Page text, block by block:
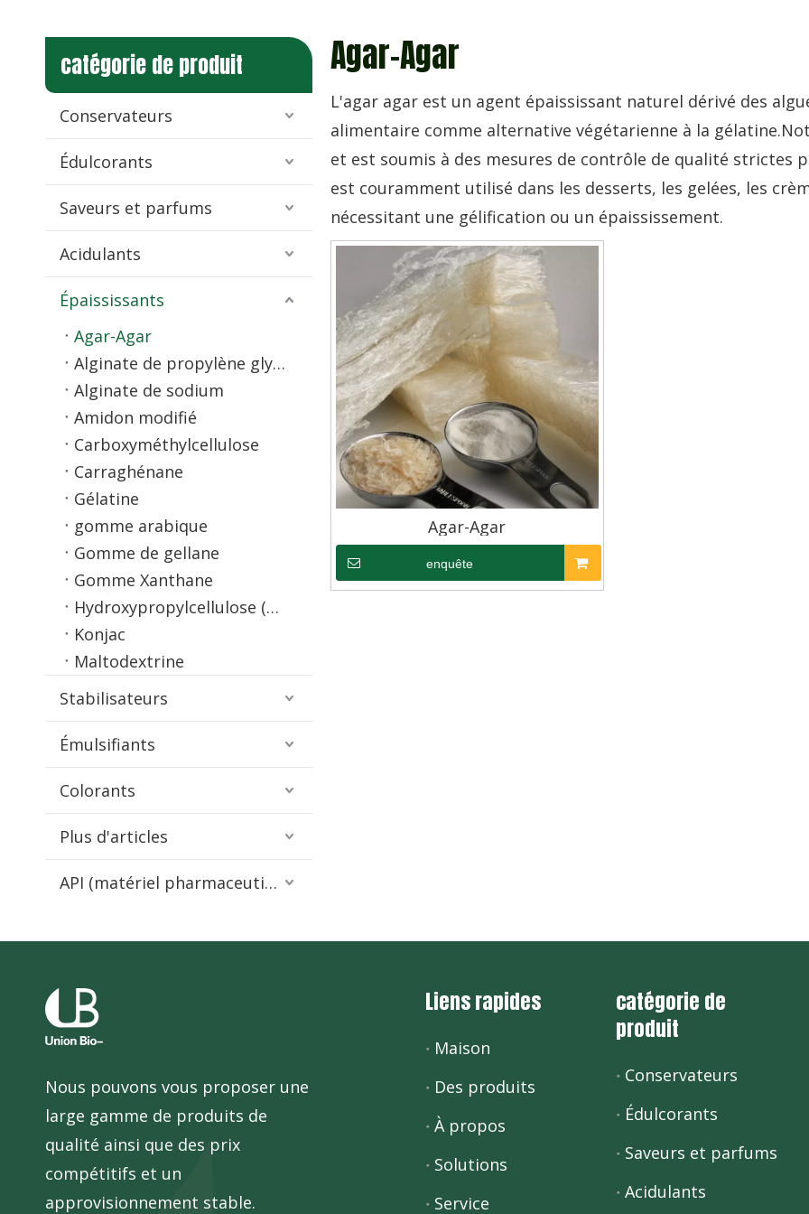
catégorie de produit
Conservateurs
Édulcorants
Saveurs et parfums
Acidulants
Épaississants
Agar-Agar
Alginate de propylène glycol (PGA)
Alginate de sodium
Amidon modifié
Carboxyméthylcellulose
Carraghénane
Gélatine
gomme arabique
Gomme de gellane
Gomme Xanthane
Hydroxypropylcellulose (HPC)
Konjac
Maltodextrine
Stabilisateurs
Émulsifiants
Colorants
Plus d'articles
API (matériel pharmaceutique)
Agar-Agar
L'agar agar est un agent épaississant naturel dérivé des
alimentaire comme alternative végétarienne à la
et est soumis à des mesures de contrôle de qualité
est couramment utilisé dans les desserts, les gelées, les
nécessitant une gélification ou un épaississement.
Agar-Agar
enquête
Nous pouvons vous proposer une
large gamme de produits de
qualité ainsi que des prix
compétitifs et un
approvisionnement stable.
Liens rapides
Maison
Des produits
À propos
Solutions
Service
catégorie de
produit
Conservateurs
Édulcorants
Saveurs et parfums
Acidulants